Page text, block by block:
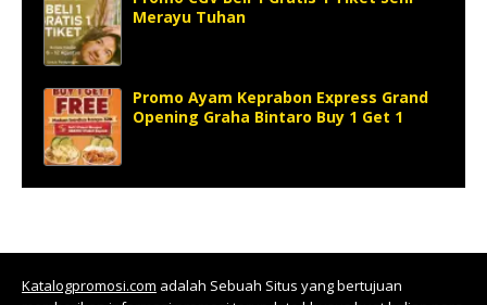
Merayu Tuhan
Promo Ayam Keprabon Express Grand
Opening Graha Bintaro Buy 1 Get 1
Katalogpromosi.com adalah Sebuah Situs yang bertujuan